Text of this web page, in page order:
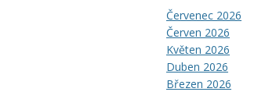
Červenec 2026
Červen 2026
Květen 2026
Duben 2026
Březen 2026